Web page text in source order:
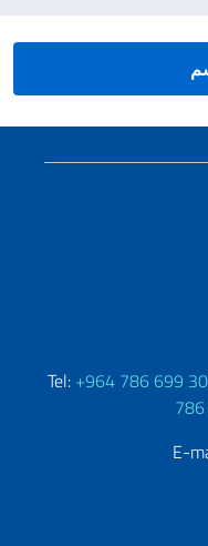
Tel: +964 786 699
E-